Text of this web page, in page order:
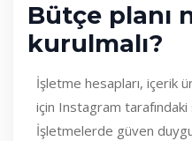
Bütçe planı
kurulmalı?
İşletme hesapları, içerik
için Instagram
İşletmelerde güven